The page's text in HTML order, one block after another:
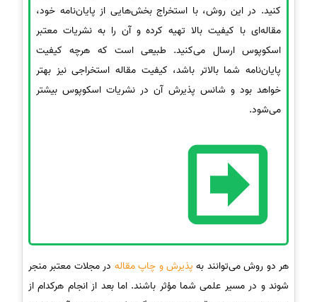
کنید. در این روش، با استخراج بخش‌هایی از پایان‌نامه خود،
مقاله‌ای با کیفیت بالا تهیه کرده و آن را به نشریات معتبر
اسکوپوس ارسال می‌کنید. طبیعی است که هرچه کیفیت
پایان‌نامه شما بالاتر باشد، کیفیت مقاله استخراجی نیز بهتر
خواهد بود و شانس پذیرش آن در نشریات اسکوپوس بیشتر
می‌شود.
هر دو روش می‌توانند بهپذیرش و چاپ مقاله در مجلات معتبر منجر
شوند و در مسیر علمی شما مؤثر باشند. اما بعد از انجام هرکدام از